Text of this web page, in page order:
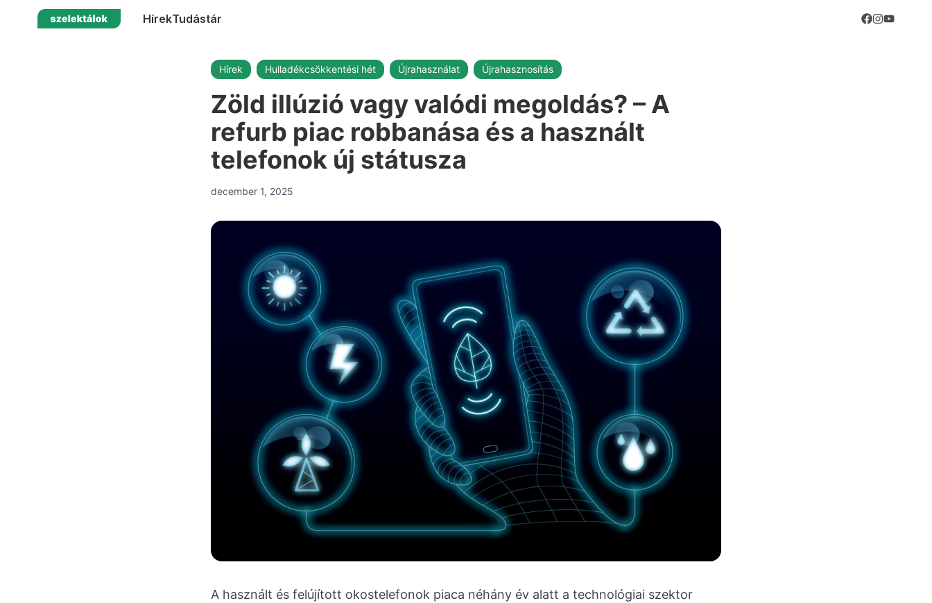
HírekTudástár
Hírek Hulladékcsökkentési hét Újrahasználat Újrahasznosítás
Zöld illúzió vagy valódi megoldás? – A
refurb piac robbanása és a használt
telefonok új státusza
december 1, 2025
A használt és felújított okostelefonok piaca néhány év alatt a technológiai szektor